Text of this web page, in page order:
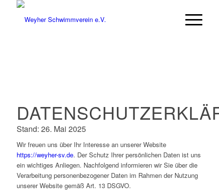
Stand: 26. Mai 2025
Wir freuen uns über Ihr Interesse an unserer Website
https://weyher-sv.de. Der Schutz Ihrer persönlichen Daten ist uns
ein wichtiges Anliegen. Nachfolgend informieren wir Sie über die
Verarbeitung personenbezogener Daten im Rahmen der Nutzung
unserer Website gemäß Art. 13 DSGVO.